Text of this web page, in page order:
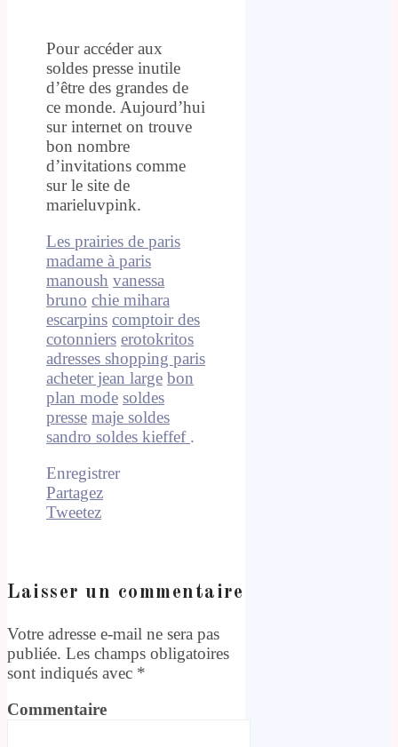
Pour accéder aux
soldes presse inutile
d’être des grandes de
ce monde. Aujourd’hui
sur internet on trouve
bon nombre
d’invitations comme
sur le site de
marieluvpink.
Les prairies de paris
madame à paris
manoush vanessa
bruno chie mihara
escarpins comptoir des
cotonniers erotokritos
adresses shopping paris
acheter jean large bon
plan mode soldes
presse maje soldes
sandro soldes kieffef .
Enregistrer
Partagez
Tweetez
Laisser un commentaire
Votre adresse e-mail ne sera pas
publiée. Les champs obligatoires
sont indiqués avec *
Commentaire